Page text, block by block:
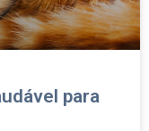
para